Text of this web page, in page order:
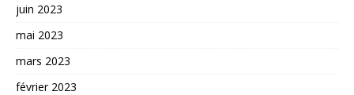
juin 2023
mai 2023
mars 2023
février 2023